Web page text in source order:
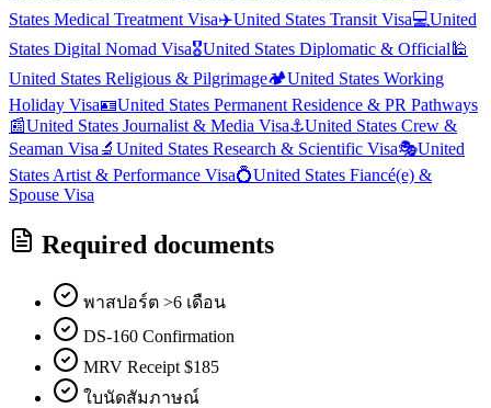
States Medical Treatment Visa✈️United States Transit Visa💻United
States Digital Nomad Visa🎖️United States Diplomatic & Official 🕌
United States Religious & Pilgrimage🏕️United States Working
Holiday Visa🪪United States Permanent Residence & PR Pathways
📰United States Journalist & Media Visa⚓United States Crew &
Seaman Visa 🔬 United States Research & Scientific Visa🎭United
States Artist & Performance Visa💍United States Fiancé(e) &
Spouse Visa
Required documents
พาสปอร์ต >6 เดือน
DS-160 Confirmation
MRV Receipt $185
ใบนัดสัมภาษณ์